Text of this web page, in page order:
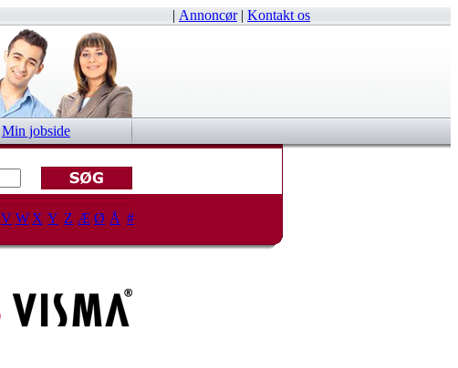
| Annoncør| Kontakt os
Min jobside
V W X Y Z Æ Ø Å #